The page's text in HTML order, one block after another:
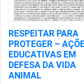
RESPEITAR PARA
PROTEGER –
EDUCATIVAS EM
DEFESA DA VIDA
ANIMAL